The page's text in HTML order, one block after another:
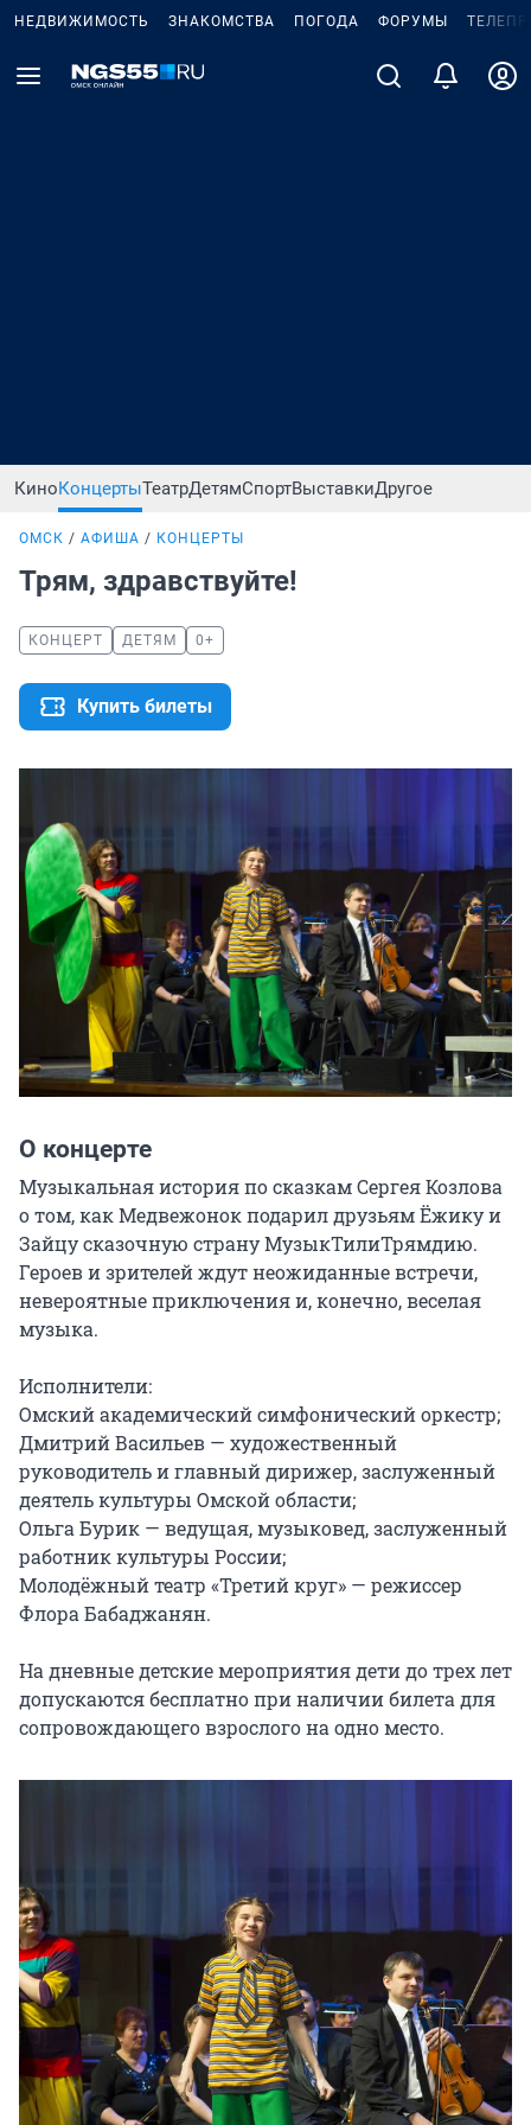
НЕДВИЖИМОСТЬ ЗНАКОМСТВА ПОГОДА ФОРУМЫ
КиноКонцертыТеатрДетямСпортВыставкиДругое
ОМСК АФИША КОНЦЕРТЫ
Трям, здравствуйте!
КОНЦЕРТ ДЕТЯМ 0+
Купить билеты
О концерте
Музыкальная история по сказкам Сергея Козлова
о том, как Медвежонок подарил друзьям Ёжику и
Зайцу сказочную страну МузыкТилиТрямдию.
Героев и зрителей ждут неожиданные встречи,
невероятные приключения и, конечно, веселая
музыка.
Исполнители:
Омский академический симфонический оркестр;
Дмитрий Васильев — художественный
руководитель и главный дирижер, заслуженный
деятель культуры Омской области;
Ольга Бурик — ведущая, музыковед, заслуженный
работник культуры России;
Молодёжный театр «Третий круг» — режиссер
Флора Бабаджанян.
На дневные детские мероприятия дети до трех лет
допускаются бесплатно при наличии билета для
сопровождающего взрослого на одно место.